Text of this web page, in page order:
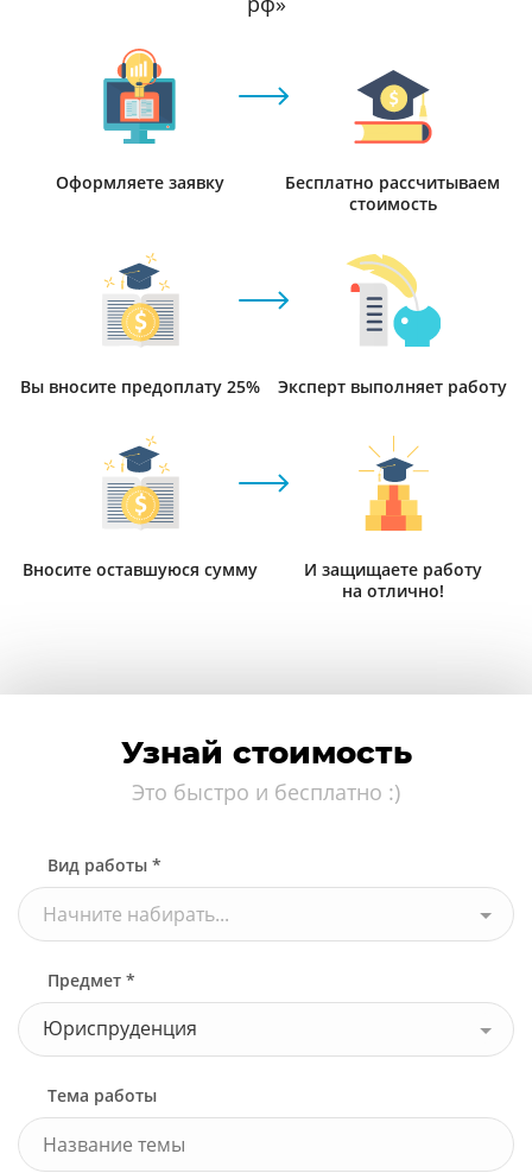
Оформляете заявку
Бесплатно рассчитываем
стоимость
Вы вносите предоплату 25% Эксперт выполняет работу
Вносите оставшуюся сумму
И защищаете работу
на отлично!
Узнай стоимость
Это быстро и бесплатно :)
Вид работы *
Начните набирать...
Предмет *
Юриспруденция
Тема работы